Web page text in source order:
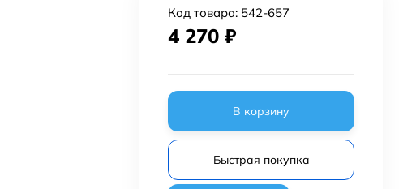
Код товара: 542-657
4 270 ₽
В корзину
Быстрая покупка